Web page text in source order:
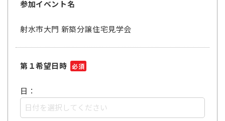
参加イベント名
射水市大門 新築分譲住宅見学会
第１希望日時 必須
日：